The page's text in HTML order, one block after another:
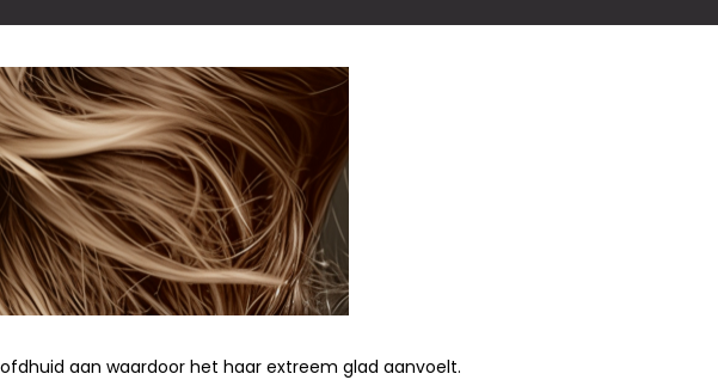
aan waardoor het haar extreem glad aanvoelt.